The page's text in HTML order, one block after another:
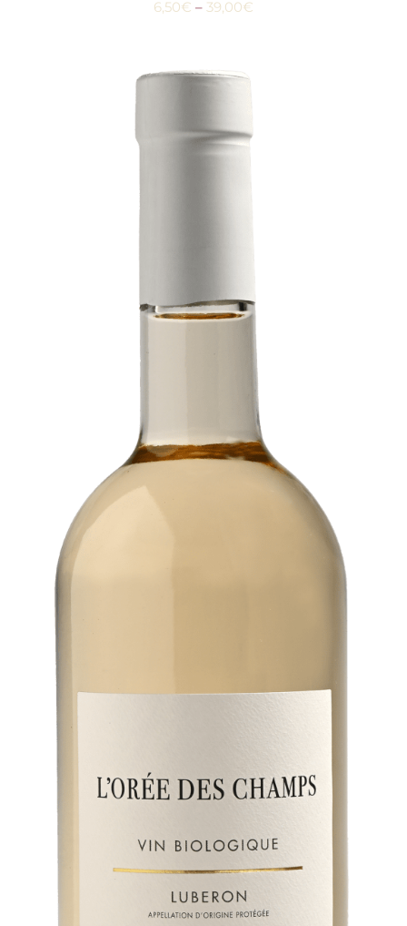
6,50€ – 39,00€